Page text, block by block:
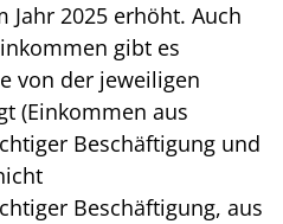
Jahr 2025 erhöht. Auch
gibt es
von der jeweiligen
(Einkommen aus
Beschäftigung und
Beschäftigung, aus